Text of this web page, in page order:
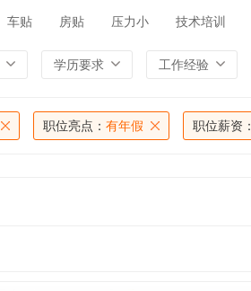
车贴 房贴 压力小 技术培训
学历要求 工作经验
职位亮点： 有年假 职位薪资：